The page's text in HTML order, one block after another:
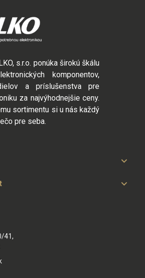
s.r.o. ponúka širokú škálu
komponentov,
a príslušenstva pre
za najvýhodnejšie ceny.
sortimentu si u nás každý
pre seba.


41,